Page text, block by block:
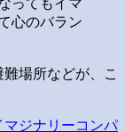
ってもイマ
心のバラン
場所などが、こ